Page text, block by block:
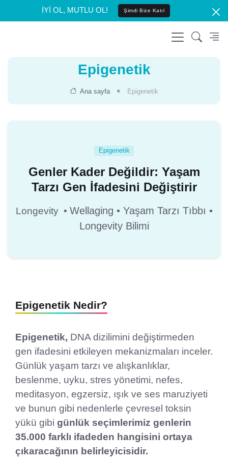
İYİ OL, MUTLU OL! Şimdi Bize Katıl
Epigenetik
Ana sayfa Epigenetik
Epigenetik
Genler Kader Değildir: Yaşam
Tarzı Gen İfadesini Değiştirir
Longevity • Wellaging • Yaşam Tarzı Tıbbı •
Longevity Bilimi
Epigenetik Nedir?
Epigenetik, DNA dizilimini değiştirmeden
gen ifadesini etkileyen mekanizmaları inceler.
Günlük yaşam tarzı ve alışkanlıklar,
beslenme, uyku, stres yönetimi, nefes,
meditasyon, egzersiz, ışık ve ses maruziyeti
ve bunun gibi nedenlerle çevresel toksin
yükü gibi günlük seçimlerimiz genlerin
35.000 farklı ifadeden hangisini ortaya
çıkaracağının belirleyicisidir.